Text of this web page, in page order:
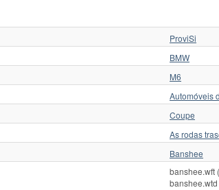
ProviSi
BMW
M6
Automóveis
Coupe
As rodas
Banshee
banshee.wft